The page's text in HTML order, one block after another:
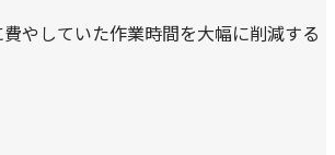
やしていた作業時間を大幅に削減する